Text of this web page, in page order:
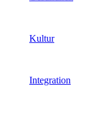
Kultur
Integration